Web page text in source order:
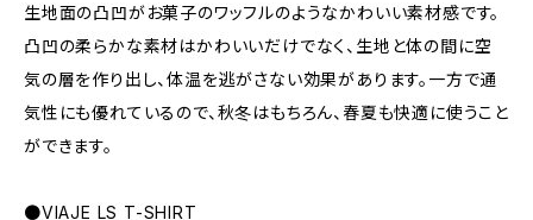
生地面の凸凹がお菓子のワッフルのようなかわいい素材感です。
凸凹の柔らかな素材はかわいいだけでなく、生地と体の間に空
気の層を作り出し、体温を逃がさない効果があります。一方で通
気性にも優れているので、秋冬はもちろん、春夏も快適に使うこと
ができます。
●VIAJE LS T-SHIRT